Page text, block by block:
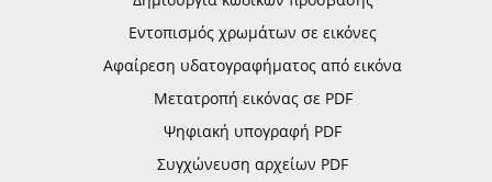
Εντοπισμός χρωμάτων σε εικόνες
Αφαίρεση υδατογραφήματος από εικόνα
Μετατροπή εικόνας σε PDF
Ψηφιακή υπογραφή PDF
Συγχώνευση αρχείων PDF